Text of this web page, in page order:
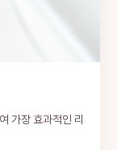
가장 효과적인 리